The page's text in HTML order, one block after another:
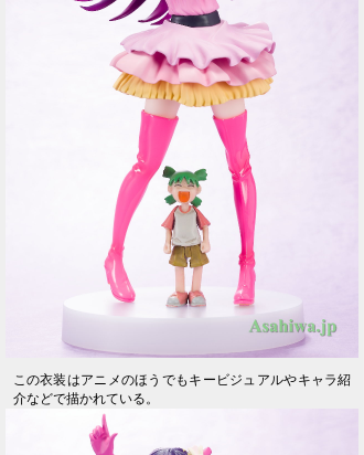
この衣装はアニメのほうでもキービジュアルやキャラ紹
介などで描かれている。